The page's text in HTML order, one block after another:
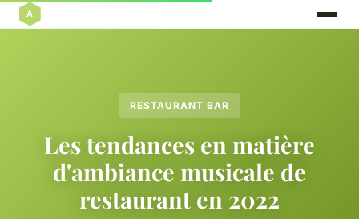
RESTAURANT BAR
Les tendances en matière
d'ambiance musicale de
restaurant en 2022